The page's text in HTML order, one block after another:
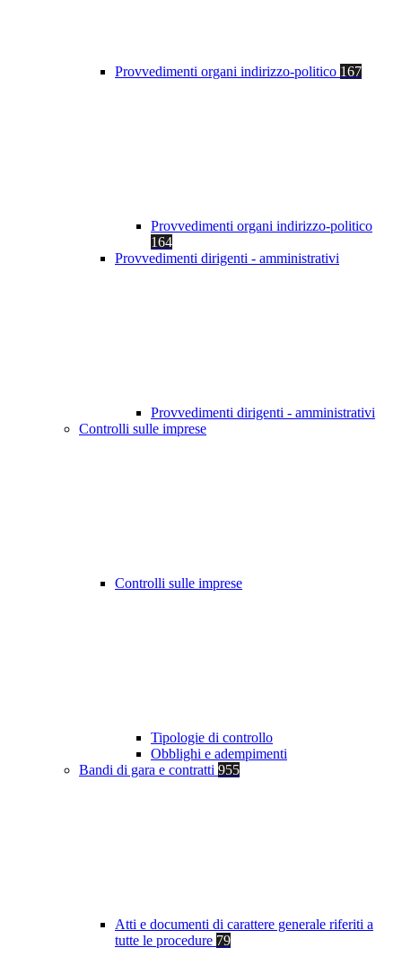
Provvedimenti organi indirizzo-politico 167
Provvedimenti organi indirizzo-politico
164
Provvedimenti dirigenti - amministrativi
Provvedimenti dirigenti - amministrativi
Controlli sulle imprese
Controlli sulle imprese
Tipologie di controllo
Obblighi e adempimenti
Bandi di gara e contratti 955
Atti e documenti di carattere generale riferiti a
tutte le procedure 79